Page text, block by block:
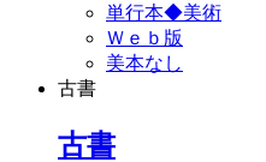
単行本◆美術
Ｗｅｂ版
美本なし
古書
古書